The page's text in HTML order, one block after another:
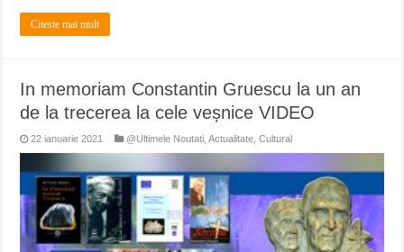
Citeste mai mult
In memoriam Constantin Gruescu la un an
de la trecerea la cele veșnice VIDEO
22 ianuarie 2021 @Ultimele Noutati ,Actualitate ,Cultural